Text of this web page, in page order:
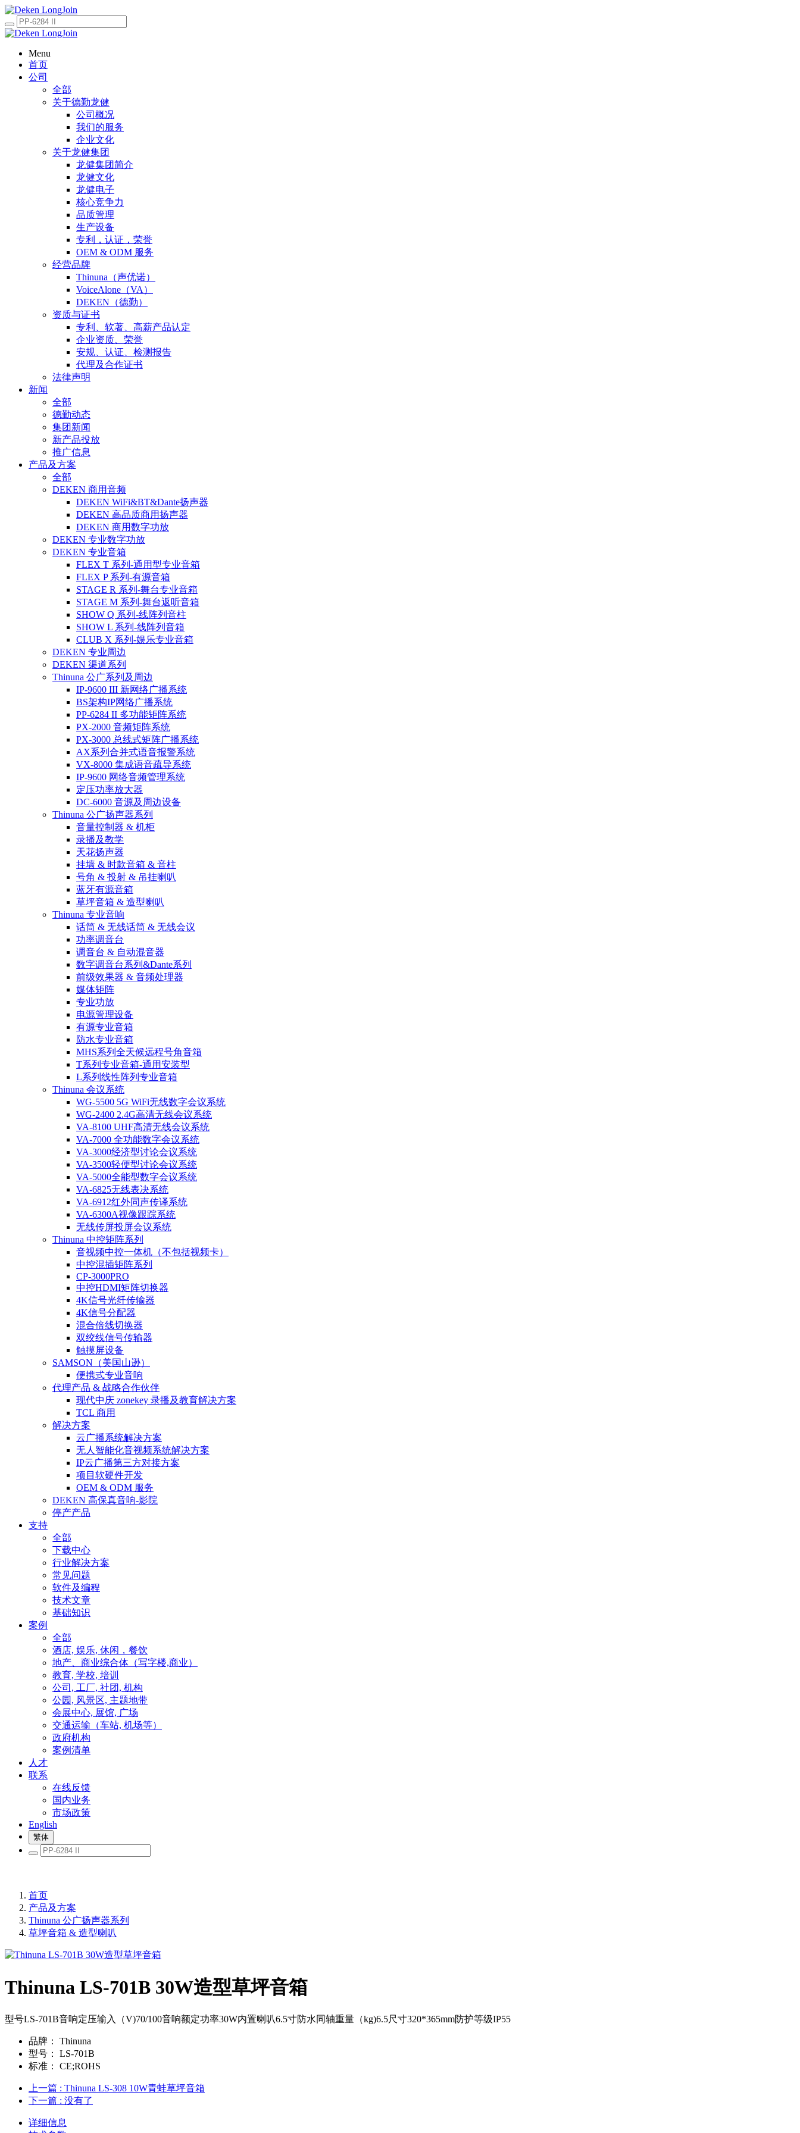
Menu
首页
公司
全部
关于德勤龙健
公司概况
我们的服务
企业文化
关于龙健集团
龙健集团简介
龙健文化
龙健电子
核心竞争力
品质管理
生产设备
专利，认证，荣誉
OEM & ODM 服务
经营品牌
Thinuna（声优诺）
VoiceAlone（VA）
DEKEN（德勤）
资质与证书
专利、软著、高薪产品认定
企业资质、荣誉
安规、认证、检测报告
代理及合作证书
法律声明
新闻
全部
德勤动态
集团新闻
新产品投放
推广信息
产品及方案
全部
DEKEN 商用音频
DEKEN WiFi&BT&Dante扬声器
DEKEN 高品质商用扬声器
DEKEN 商用数字功放
DEKEN 专业数字功放
DEKEN 专业音箱
FLEX T 系列-通用型专业音箱
FLEX P 系列-有源音箱
STAGE R 系列-舞台专业音箱
STAGE M 系列-舞台返听音箱
SHOW Q 系列-线阵列音柱
SHOW L 系列-线阵列音箱
CLUB X 系列-娱乐专业音箱
DEKEN 专业周边
DEKEN 渠道系列
Thinuna 公广系列及周边
IP-9600 III 新网络广播系统
BS架构IP网络广播系统
PP-6284 II 多功能矩阵系统
PX-2000 音频矩阵系统
PX-3000 总线式矩阵广播系统
AX系列合并式语音报警系统
VX-8000 集成语音疏导系统
IP-9600 网络音频管理系统
定压功率放大器
DC-6000 音源及周边设备
Thinuna 公广扬声器系列
音量控制器 & 机柜
录播及教学
天花扬声器
挂墙 & 时款音箱 & 音柱
号角 & 投射 & 吊挂喇叭
蓝牙有源音箱
草坪音箱 & 造型喇叭
Thinuna 专业音响
话筒 & 无线话筒 & 无线会议
功率调音台
调音台 & 自动混音器
数字调音台系列&Dante系列
前级效果器 & 音频处理器
媒体矩阵
专业功放
电源管理设备
有源专业音箱
防水专业音箱
MHS系列全天候远程号角音箱
T系列专业音箱-通用安装型
L系列线性阵列专业音箱
Thinuna 会议系统
WG-5500 5G WiFi无线数字会议系统
WG-2400 2.4G高清无线会议系统
VA-8100 UHF高清无线会议系统
VA-7000 全功能数字会议系统
VA-3000经济型讨论会议系统
VA-3500轻便型讨论会议系统
VA-5000全能型数字会议系统
VA-6825无线表决系统
VA-6912红外同声传译系统
VA-6300A视像跟踪系统
无线传屏投屏会议系统
Thinuna 中控矩阵系列
音视频中控一体机（不包括视频卡）
中控混插矩阵系列
CP-3000PRO
中控HDMI矩阵切换器
4K信号光纤传输器
4K信号分配器
混合倍线切换器
双绞线信号传输器
触摸屏设备
SAMSON（美国山逊）
便携式专业音响
代理产品 & 战略合作伙伴
现代中庆 zonekey 录播及教育解决方案
TCL 商用
解决方案
云广播系统解决方案
无人智能化音视频系统解决方案
IP云广播第三方对接方案
项目软硬件开发
OEM & ODM 服务
DEKEN 高保真音响-影院
停产产品
支持
全部
下载中心
行业解决方案
常见问题
软件及编程
技术文章
基础知识
案例
全部
酒店, 娱乐, 休闲，餐饮
地产、商业综合体（写字楼,商业）
教育, 学校, 培训
公司, 工厂, 社团, 机构
公园, 风景区, 主题地带
会展中心, 展馆, 广场
交通运输（车站, 机场等）
政府机构
案例清单
人才
联系
在线反馈
国内业务
市场政策
English
繁体
首页
产品及方案
Thinuna 公广扬声器系列
草坪音箱 & 造型喇叭
Thinuna LS-701B 30W造型草坪音箱
型号LS-701B音响定压输入（V)70/100音响额定功率30W内置喇叭6.5寸防水同轴重量（kg)6.5尺寸320*365mm防护等级IP55
品牌：
Thinuna
型号：
LS-701B
标准：
CE;ROHS
上一篇 : Thinuna LS-308 10W青蛙草坪音箱
下一篇 : 没有了
详细信息